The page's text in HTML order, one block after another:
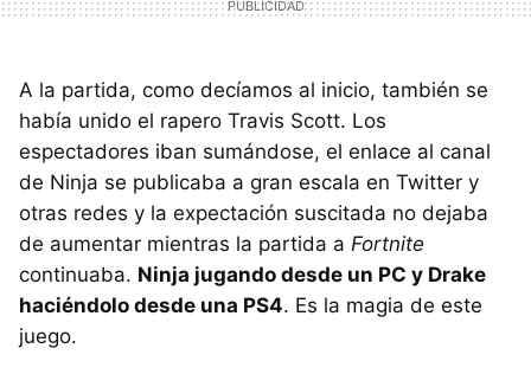
A la partida, como decíamos al inicio, también se
había unido el rapero Travis Scott. Los
espectadores iban sumándose, el enlace al canal
de Ninja se publicaba a gran escala en Twitter y
otras redes y la expectación suscitada no dejaba
de aumentar mientras la partida a Fortnite
continuaba. Ninja jugando desde un PC y Drake
haciéndolo desde una PS4. Es la magia de este
juego.